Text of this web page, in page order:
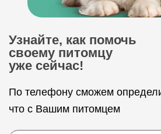
Узнайте, как помочь
своему питомцу
уже сейчас!
По телефону сможем
что с Вашим питомцем